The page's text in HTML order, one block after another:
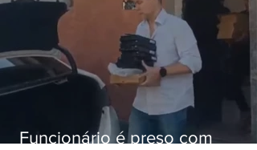
Funcionário é preso com